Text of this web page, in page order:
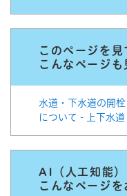
このページを見
こんなページも
水道・下水道の開
について - 上下水道
AI（人工知能）
こんなページ